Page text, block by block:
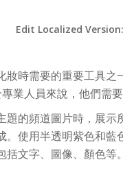
Edit Localized Version:
妝時需要的重要工具
業人員來說，他們需
題的頻道圖片時，展
。使用半透明紫色和
括文字、圖像、顏色